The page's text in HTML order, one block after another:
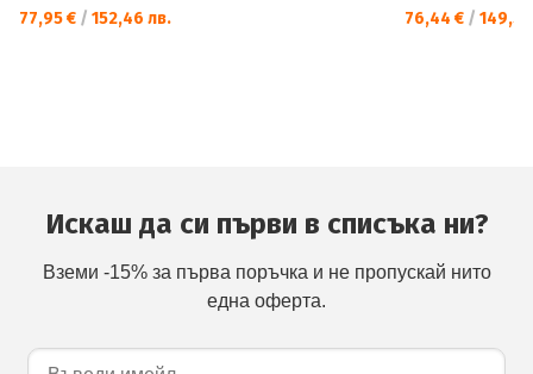
77,95 € / 152,46 лв. 76,44 € /
Искаш да си първи в списъка ни?
Вземи -15% за първа поръчка и не пропускай нито
една оферта.